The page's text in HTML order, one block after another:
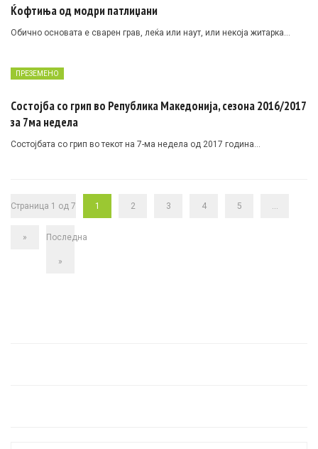
Ќофтиња од модри патлиџани
Обично основата е сварен грав, леќа или наут, или некоја житарка…
ПРЕЗЕМЕНО
Состојба со грип во Република Македонија, сезона 2016/2017
за 7ма недела
Состојбата со грип во текот на 7-ма недела од 2017 година…
Страница 1 од 7 1 2 3 4 5 ...
» Последна
»